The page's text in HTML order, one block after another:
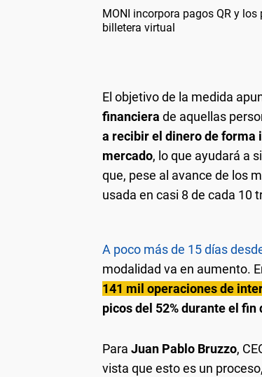
MONI incorpora pagos QR y
billetera virtual
El objetivo de la medida
financiera de aquellas
a recibir el dinero de forma
mercado, lo que ayudará a
que, pese al avance de los
usada en casi 8 de cada 10
A poco más de 15 días
modalidad va en aumento.
141 mil operaciones de
picos del 52% durante el fin
Para Juan Pablo Bruzzo,
vista que esto es un